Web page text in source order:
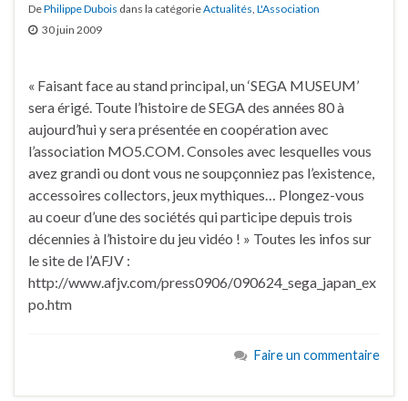
DePhilippe Dubois dans la catégorieActualités L'Association
30 juin 2009
« Faisant face au stand principal, un ‘SEGA MUSEUM’
sera érigé. Toute l’histoire de SEGA des années 80 à
aujourd’hui y sera présentée en coopération avec
l’association MO5.COM. Consoles avec lesquelles vous
avez grandi ou dont vous ne soupçonniez pas l’existence,
accessoires collectors, jeux mythiques… Plongez-vous
au coeur d’une des sociétés qui participe depuis trois
décennies à l’histoire du jeu vidéo ! » Toutes les infos sur
le site de l’AFJV :
http://www.afjv.com/press0906/090624_sega_japan_ex
po.htm
Faire un commentaire